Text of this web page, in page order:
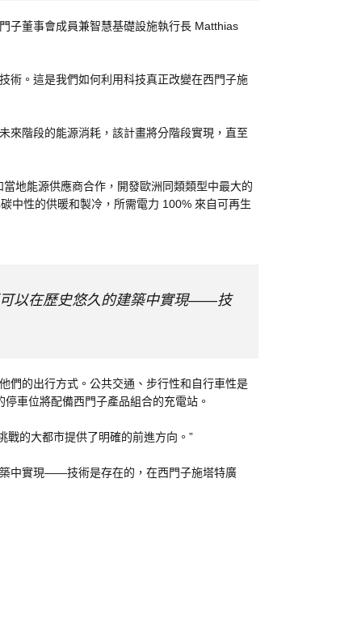
子董事會成員兼智慧基礎設施執行長 Matthias
術。這是我們如何利用科技真正改變在西門子施
來階段的能源消耗，該計畫將分階段實現，直至
地能源供應商合作，開發歐洲同類類型中最大的
中性的供暖和製冷，所需電力 100% 來自可再生
可以在歷史悠久的建築中實現——技
們的出行方式。公共交通、步行性和自行車性是
車位將配備西門子產品組合的充電站。
戰的大都市提供了明確的前進方向。”
築中實現——技術是存在的，在西門子施塔特廣